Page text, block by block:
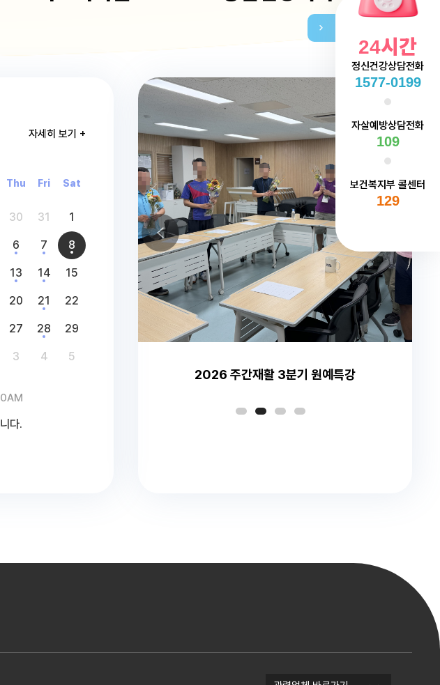
자세히 보기 +
Thu Fri Sat
30 31 1
6 7 8
13 14 15
20 21 22
27 28 29
3 4 5
다.
2026 주간재활 3분기 원예특강
퀵
24시간
정신건강상담전화
1577-0199
자살예방상담전화
109
보건복지부 콜센터
129